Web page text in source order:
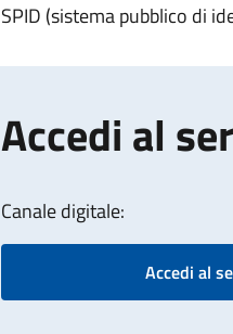
SPID (sistema pubblico di
Accedi al
Canale digitale:
Accedi al